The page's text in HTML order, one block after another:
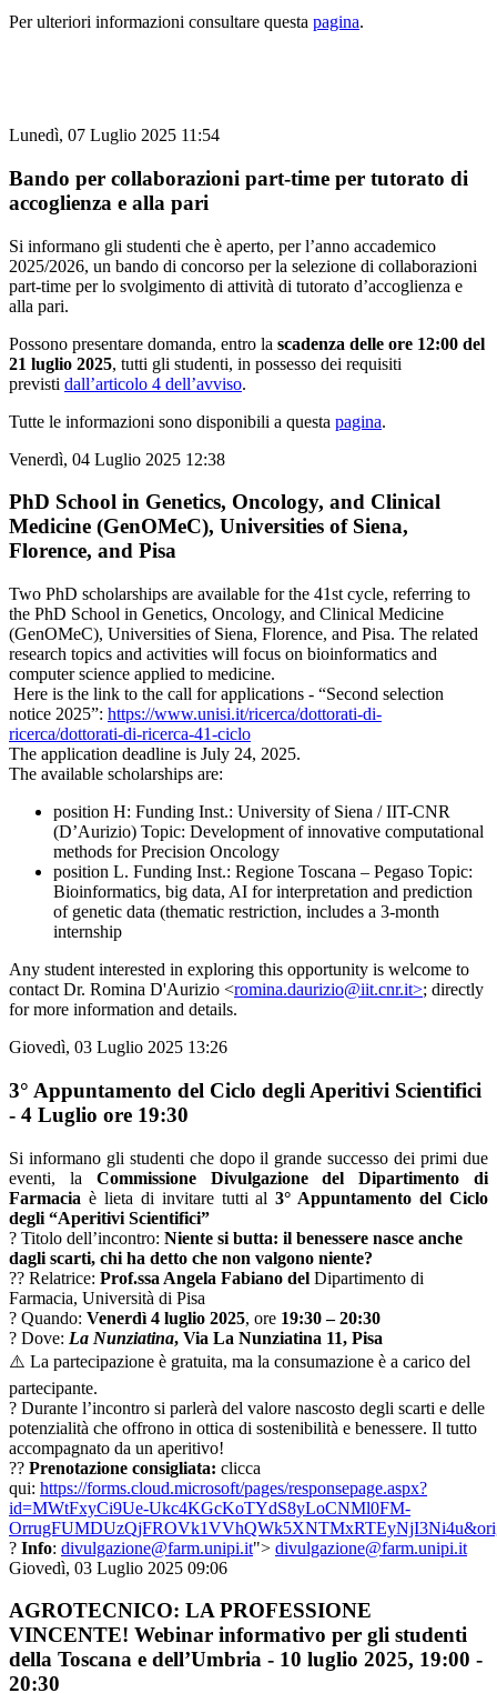
Per ulteriori informazioni consultare questa pagina.
Lunedì, 07 Luglio 2025 11:54
Bando per collaborazioni part-time per tutorato di
accoglienza e alla pari
Si informano gli studenti che è aperto, per l’anno accademico
2025/2026, un bando di concorso per la selezione di collaborazioni
part-time per lo svolgimento di attività di tutorato d’accoglienza e
alla pari.
Possono presentare domanda, entro la scadenza delle ore 12:00 del
21 luglio 2025, tutti gli studenti, in possesso dei requisiti
previsti dall’articolo 4 dell’avviso.
Tutte le informazioni sono disponibili a questa pagina.
Venerdì, 04 Luglio 2025 12:38
PhD School in Genetics, Oncology, and Clinical
Medicine (GenOMeC), Universities of Siena,
Florence, and Pisa
Two PhD scholarships are available for the 41st cycle, referring to
the PhD School in Genetics, Oncology, and Clinical Medicine
(GenOMeC), Universities of Siena, Florence, and Pisa. The related
research topics and activities will focus on bioinformatics and
computer science applied to medicine.
Here is the link to the call for applications - “Second selection
notice 2025”: https://www.unisi.it/ricerca/dottorati-di-
ricerca/dottorati-di-ricerca-41-ciclo
The application deadline is July 24, 2025.
The available scholarships are:
position H: Funding Inst.: University of Siena / IIT-CNR
(D’Aurizio) Topic: Development of innovative computational
methods for Precision Oncology
position L. Funding Inst.: Regione Toscana – Pegaso Topic:
Bioinformatics, big data, AI for interpretation and prediction
of genetic data (thematic restriction, includes a 3-month
internship
Any student interested in exploring this opportunity is welcome to
contact Dr. Romina D'Aurizio <romina.daurizio@iit.cnr.it>; directly
for more information and details.
Giovedì, 03 Luglio 2025 13:26
3° Appuntamento del Ciclo degli Aperitivi Scientifici
- 4 Luglio ore 19:30
Si informano gli studenti che dopo il grande successo dei primi due
eventi, la Commissione Divulgazione del Dipartimento di
Farmacia è lieta di invitare tutti al3° Appuntamento del Ciclo
degli “Aperitivi Scientifici”
? Titolo dell’incontro: Niente si butta: il benessere nasce anche
dagli scarti, chi ha detto che non valgono niente?
?‍? Relatrice: Prof.ssa Angela Fabiano del Dipartimento di
Farmacia, Università di Pisa
? Quando: Venerdì 4 luglio 2025, ore 19:30 – 20:30
? Dove: La Nunziatina, Via La Nunziatina 11, Pisa
⚠️ La partecipazione è gratuita, ma la consumazione è a carico del
partecipante.
?️ Durante l’incontro si parlerà del valore nascosto degli scarti e delle
potenzialità che offrono in ottica di sostenibilità e benessere. Il tutto
accompagnato da un aperitivo!
?? Prenotazione consigliata: clicca
qui: https://forms.cloud.microsoft/pages/responsepage.aspx?
id=MWtFxyCi9Ue-Ukc4KGcKoTYdS8yLoCNMl0FM-
? Info: divulgazione@farm.unipi.it"> divulgazione@farm.unipi.it
Giovedì, 03 Luglio 2025 09:06
AGROTECNICO: LA PROFESSIONE
VINCENTE! Webinar informativo per gli studenti
della Toscana e dell’Umbria - 10 luglio 2025, 19:00 -
20:30